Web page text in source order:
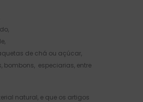
de chá ou açúcar,
bombons, especiarias, entre
natural, e que os artigos